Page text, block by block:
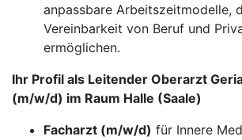
anpassbare Arbeitszeitmodelle,
Vereinbarkeit von Beruf und
ermöglichen.
Ihr Profil als Leitender Oberarzt
(m/w/d) im Raum Halle (Saale)
Facharzt (m/w/d) für Innere